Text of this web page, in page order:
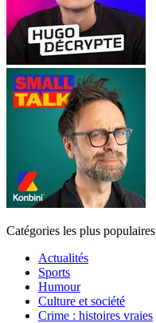
Catégories les plus populaires
Actualités
Sports
Humour
Culture et société
Crime : histoires vraies